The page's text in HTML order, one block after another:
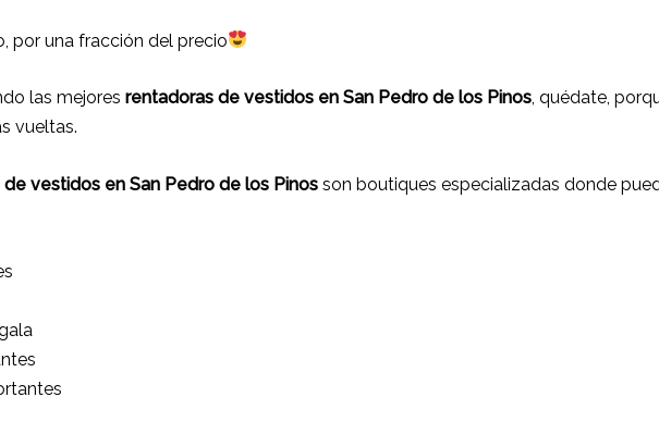
por una fracción del precio
las mejores rentadoras de vestidos en San Pedro de los Pinos, quédate,
vueltas.
vestidos en San Pedro de los Pinos son boutiques especializadas donde